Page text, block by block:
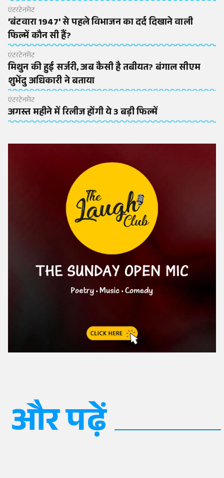
एंटरटेनमेंट
'बंटवारा 1947' से पहले विभाजन का दर्द दिखाने वाली
फिल्में कौन सी हैं?
एंटरटेनमेंट
मिथुन की हुई सर्जरी, अब कैसी है तबीयत? बंगाल सीएम
शुभेंदु अधिकारी ने बताया
एंटरटेनमेंट
अगस्त महीने में रिलीज होंगी ये 3 बड़ी फिल्में
और पढ़ें